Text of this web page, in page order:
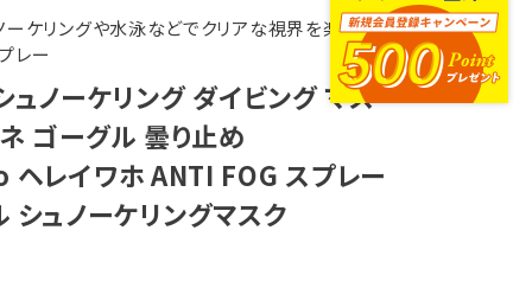
水中カメラ機材
メンテナンサービス・交換用パーツ
アウトドア
ブランド紹介
コンセプト
ーケリングや水泳などでクリアな視界を楽しむ
レー
ュノーケリング ダイビング マス
ゴーグル 曇り止め
レイワホ ANTI FOG スプレー
シュノーケリングマスク